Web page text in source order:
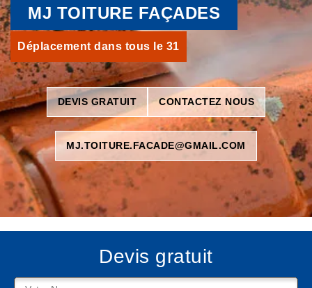
MJ TOITURE FAÇADES
Déplacement dans tous le 31
DEVIS GRATUIT CONTACTEZ NOUS
MJ.TOITURE.FACADE@GMAIL.COM
Devis gratuit